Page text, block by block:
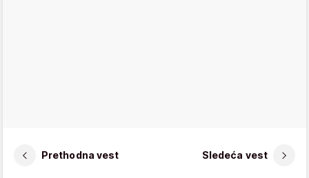
Prethodna vest Sledeća vest